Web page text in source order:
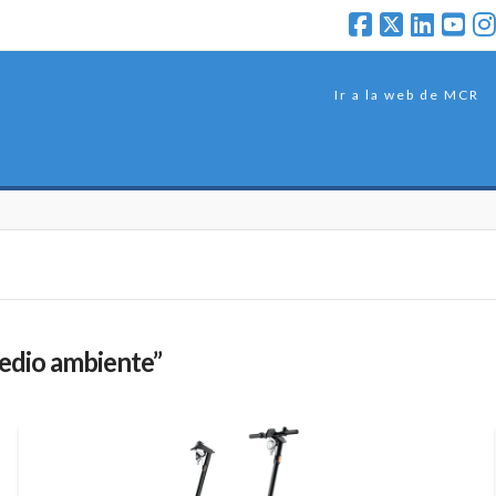
Ir a la web de MCR
ambiente”